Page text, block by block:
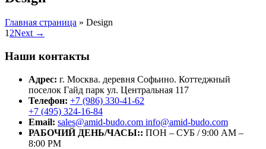
Главная страница » Design
12Next →
Наши контакты
Адрес: г. Москва. деревня Софьино. Коттеджный
поселок Гайд парк ул. Центральная 117
Телефон: +7 (986) 330-41-62
+7 (495) 324-16-84
Email: sales@amid-budo.com info@amid-budo.com
РАБОЧИЙ ДЕНЬ/ЧАСЫ:: ПОН – СУБ / 9:00 AM –
8:00 PM